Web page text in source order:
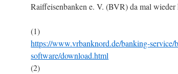
Raiffeisenbanken e. V. (BVR) da mal wieder
(1)
https://www.vrbanknord.de/banking-
software/download.html
(2)